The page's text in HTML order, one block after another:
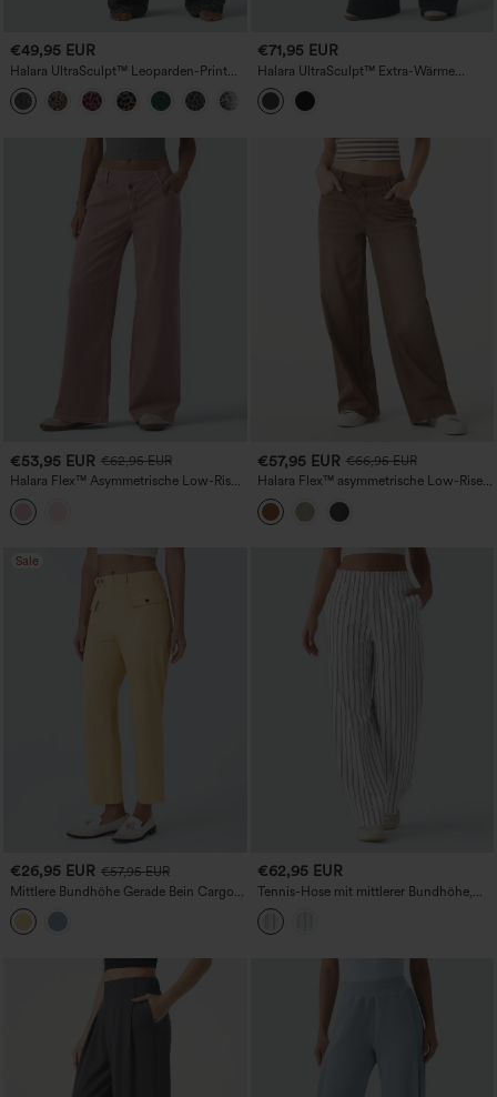
€49,95 EUR
Halara UltraSculpt™ Leoparden-Print
Yogahose, hoher Bund, bauchformend,
gerade geschnitten, mit Taschen
€71,95 EUR
Halara UltraSculpt™ Extra-Wärme
taillenhohe, ausgestellte Yoga-Leggings
€53,95 EUR €62,95 EUR
Halara Flex™ Asymmetrische Low-Rise-
Jeans mit weitem Bein, farbenfroh,
lässig, mit Taschen
€57,95 EUR €66,95 EUR
Halara Flex™ asymmetrische Low-Rise-
Jeans mit weitem Bein, bunter
Waschung und Taschen
Sale
€26,95 EUR €57,95 EUR
Mittlere Bundhöhe Gerade Bein Cargo
Freizeit Baumwollhose mit Taschen
€62,95 EUR
Tennis-Hose mit mittlerer Bundhöhe,
geradem Bein, Streifen und Taschen